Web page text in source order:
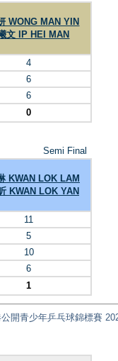
WONG MAN YIN
文 IP HEI MAN
4
6
6
0
Semi Final
KWAN LOK LAM
KWAN LOK YAN
11
5
10
6
1
開青少年乒乓球錦標賽